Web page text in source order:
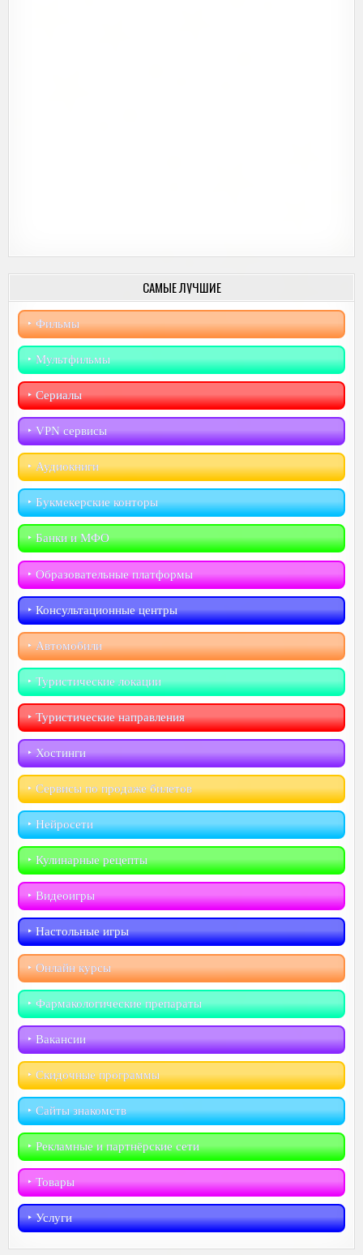
САМЫЕ ЛУЧШИЕ
‣︎ Фильмы
‣︎ Мультфильмы
‣︎ Сериалы
‣︎ VPN сервисы
‣︎ Аудиокниги
‣︎ Букмекерские конторы
‣︎ Банки и МФО
‣︎ Образовательные платформы
‣︎ Консультационные центры
‣︎ Автомобили
‣︎ Туристические локации
‣︎ Туристические направления
‣︎ Хостинги
‣︎ Сервисы по продаже билетов
‣︎ Нейросети
‣︎ Кулинарные рецепты
‣︎ Видеоигры
‣︎ Настольные игры
‣︎ Онлайн курсы
‣︎ Фармакологические препараты
‣︎ Вакансии
‣︎ Скидочные программы
‣︎ Сайты знакомств
‣︎ Рекламные и партнёрские сети
‣︎ Товары
‣︎ Услуги